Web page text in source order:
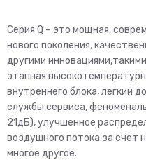
Серия Q – это мощная,
нового поколения,
другими
этапная
внутреннего блока, легкий
службы сервиса,
21дБ), улучшенное
воздушного потока за счет
многое другое.